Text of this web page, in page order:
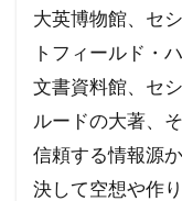
大英博物館、セ
トフィールド・
文書資料館、セ
ルードの大著、
信頼する情報源
決して空想や作
コミュニティノ
ウィリアム・
ダニエル・エ
P2メーソンリ